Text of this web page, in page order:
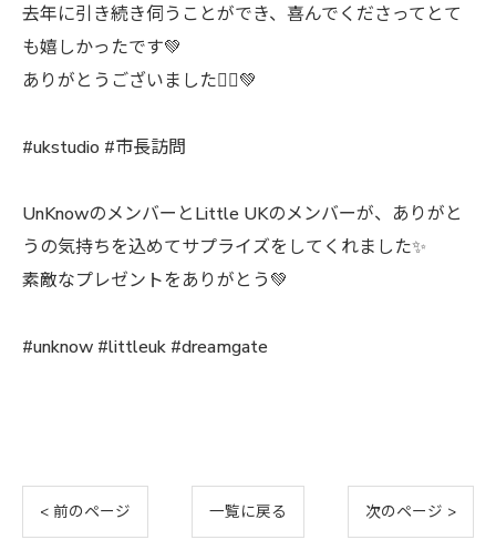
去年に引き続き伺うことができ、喜んでくださってとて
も嬉しかったです💚
ありがとうございました🙇‍♀️💚
#ukstudio #市長訪問
UnKnowのメンバーとLittle UKのメンバーが、ありがと
うの気持ちを込めてサプライズをしてくれました✨
素敵なプレゼントをありがとう💚
#unknow #littleuk #dreamgate
< 前のページ 一覧に戻る 次のページ >